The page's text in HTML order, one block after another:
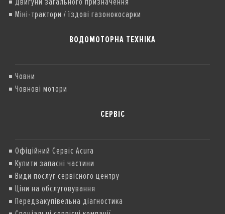
Міні-трактори / їздові газонокосарки
ВОДОМОТОРНА ТЕХНІКА
Човни
Човнові мотори
СЕРВІС
Офіційний Сервіс Acura
Купити запасні частини
Види послуг сервісного центру
Ціни на обслуговування
Передзакупівельна діагностика